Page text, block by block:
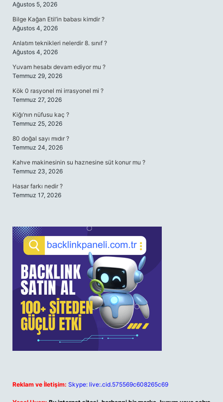
Ağustos 5, 2026
Bilge Kağan Etil’in babası kimdir ?
Ağustos 4, 2026
Anlatım teknikleri nelerdir 8. sınıf ?
Ağustos 4, 2026
Yuvam hesabı devam ediyor mu ?
Temmuz 29, 2026
Kök 0 rasyonel mi irrasyonel mi ?
Temmuz 27, 2026
Kiğı’nın nüfusu kaç ?
Temmuz 25, 2026
80 doğal sayı mıdır ?
Temmuz 24, 2026
Kahve makinesinin su haznesine süt konur mu ?
Temmuz 23, 2026
Hasar farkı nedir ?
Temmuz 17, 2026
Reklam ve İletişim: Skype: live:.cid.575569c608265c69